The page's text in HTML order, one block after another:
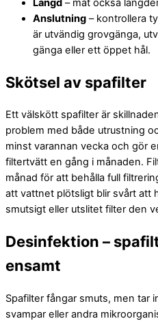
Längd – mät också
Anslutning – kontrollera
är utvändig grovgänga,
gänga eller ett öppet hål.
Skötsel av spafilter
Ett välskött spafilter är
problem med både utrustning
minst varannan vecka och gör
filtertvätt en gång i månaden.
månad för att behålla full
att vattnet plötsligt blir svårt att
smutsigt eller utslitet filter den
Desinfektion –
ensamt
Spafilter fångar smuts, men tar
svampar eller andra